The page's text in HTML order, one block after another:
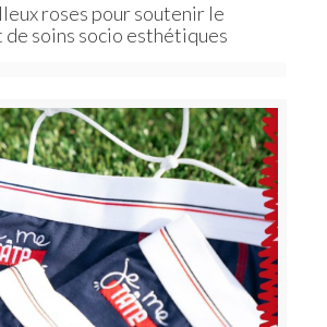
roses pour soutenir le
de soins socio esthétiques